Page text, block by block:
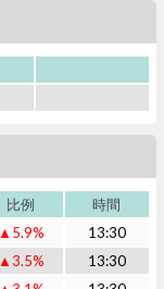
比例
時間
▲5.9%
13:30
▲3.5%
13:30